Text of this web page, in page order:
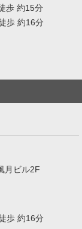
歩 約15分
歩 約16分
月ビル2F
歩 約16分